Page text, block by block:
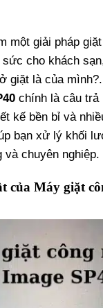
một giải pháp
cho khách
giặt là của mình?.
chính là câu trả
kế bền bỉ và
bạn xử lý khối
và chuyên nghiệp.
của Máy giặt